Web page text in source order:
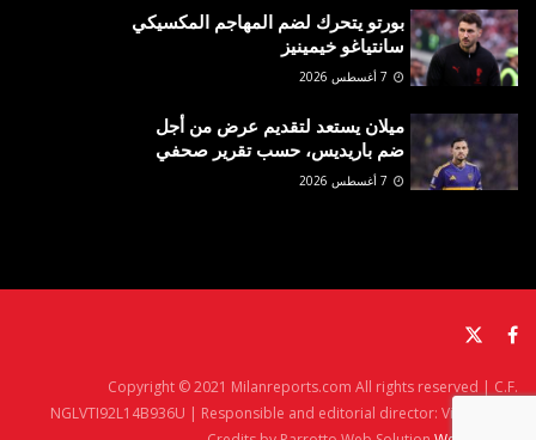
بورتو يتحرك لضم المهاجم المكسيكي
سانتياغو خيمينيز
ميلان يستعد لتقديم عرض من أجل
ضم باريديس، حسب تقرير صحفي
Copyright © 2021 Milanreports.com All rights reserved | C.F.
NGLVTI92L14B936U | Responsible and editorial director: Vito Angelè